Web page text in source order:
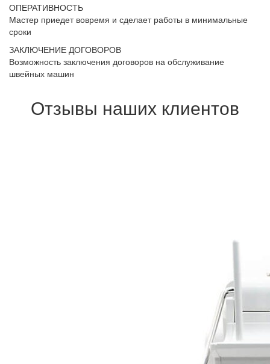
ОПЕРАТИВНОСТЬ
Мастер приедет вовремя и сделает работы в минимальные
сроки
ЗАКЛЮЧЕНИЕ ДОГОВОРОВ
Возможность заключения договоров на обслуживание
швейных машин
Отзывы наших клиентов